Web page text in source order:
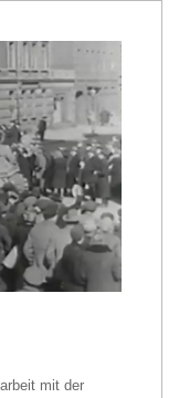
mit der